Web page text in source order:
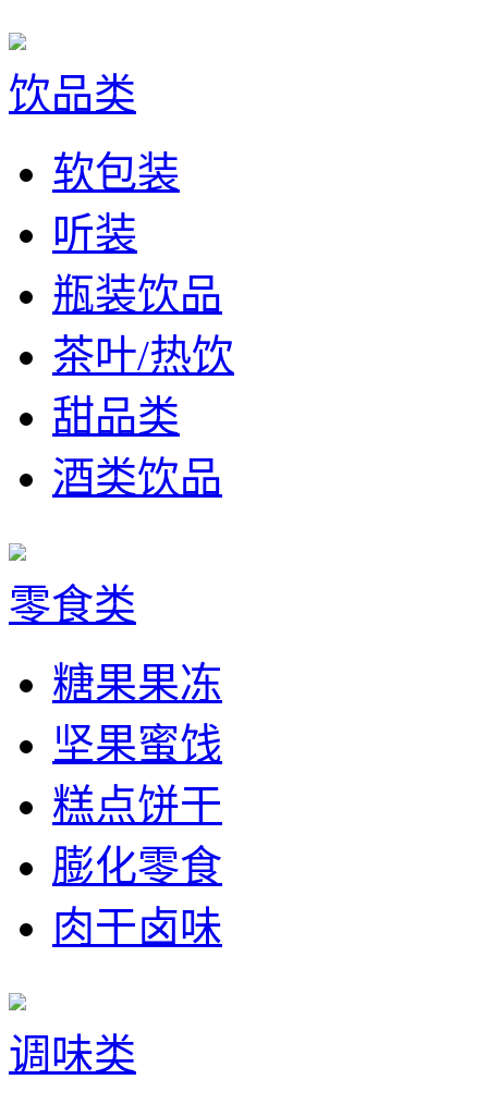
饮品类
软包装
听装
瓶装饮品
茶叶/热饮
甜品类
酒类饮品
零食类
糖果果冻
坚果蜜饯
糕点饼干
膨化零食
肉干卤味
调味类